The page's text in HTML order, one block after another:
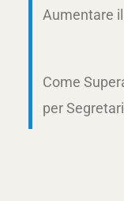
Aumentare
Come
per